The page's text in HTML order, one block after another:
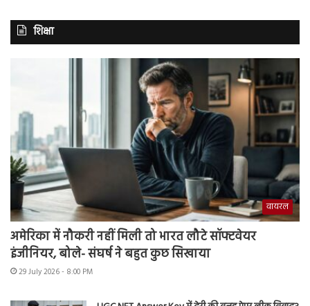
शिक्षा
वायरल
अमेरिका में नौकरी नहीं मिली तो भारत लौटे सॉफ्टवेयर
इंजीनियर, बोले- संघर्ष ने बहुत कुछ सिखाया
29 July 2026 - 8:00 PM